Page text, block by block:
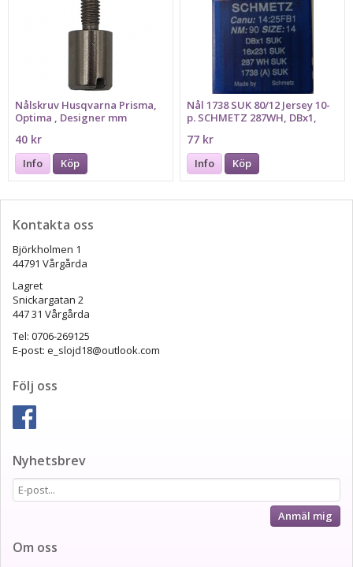
Nålskruv Husqvarna Prisma,
Optima , Designer mm
40 kr
Info Köp
Nål 1738 SUK 80/12 Jersey 10-
p. SCHMETZ 287WH, DBx1,
grovlek 90
77 kr
Info Köp
Kontakta oss
Björkholmen 1
44791 Vårgårda
Lagret
Snickargatan 2
447 31 Vårgårda
Tel: 0706-269125
E-post: e_slojd18@outlook.com
Följ oss
Nyhetsbrev
Anmäl mig
Om oss